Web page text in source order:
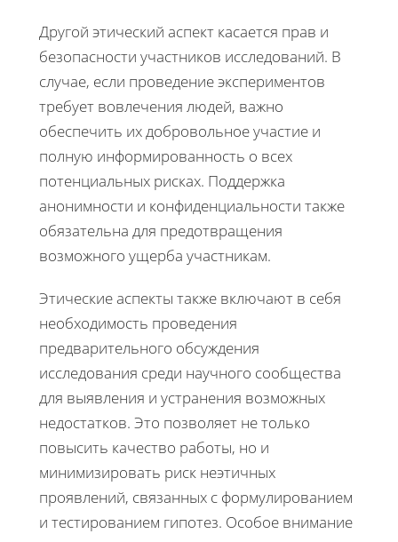
Другой этический аспект касается прав и
безопасности участников исследований. В
случае, если проведение экспериментов
требует вовлечения людей, важно
обеспечить их добровольное участие и
полную информированность о всех
потенциальных рисках. Поддержка
анонимности и конфиденциальности также
обязательна для предотвращения
возможного ущерба участникам.
Этические аспекты также включают в себя
необходимость проведения
предварительного обсуждения
исследования среди научного сообщества
для выявления и устранения возможных
недостатков. Это позволяет не только
повысить качество работы, но и
минимизировать риск неэтичных
проявлений, связанных с формулированием
и тестированием гипотез. Особое внимание